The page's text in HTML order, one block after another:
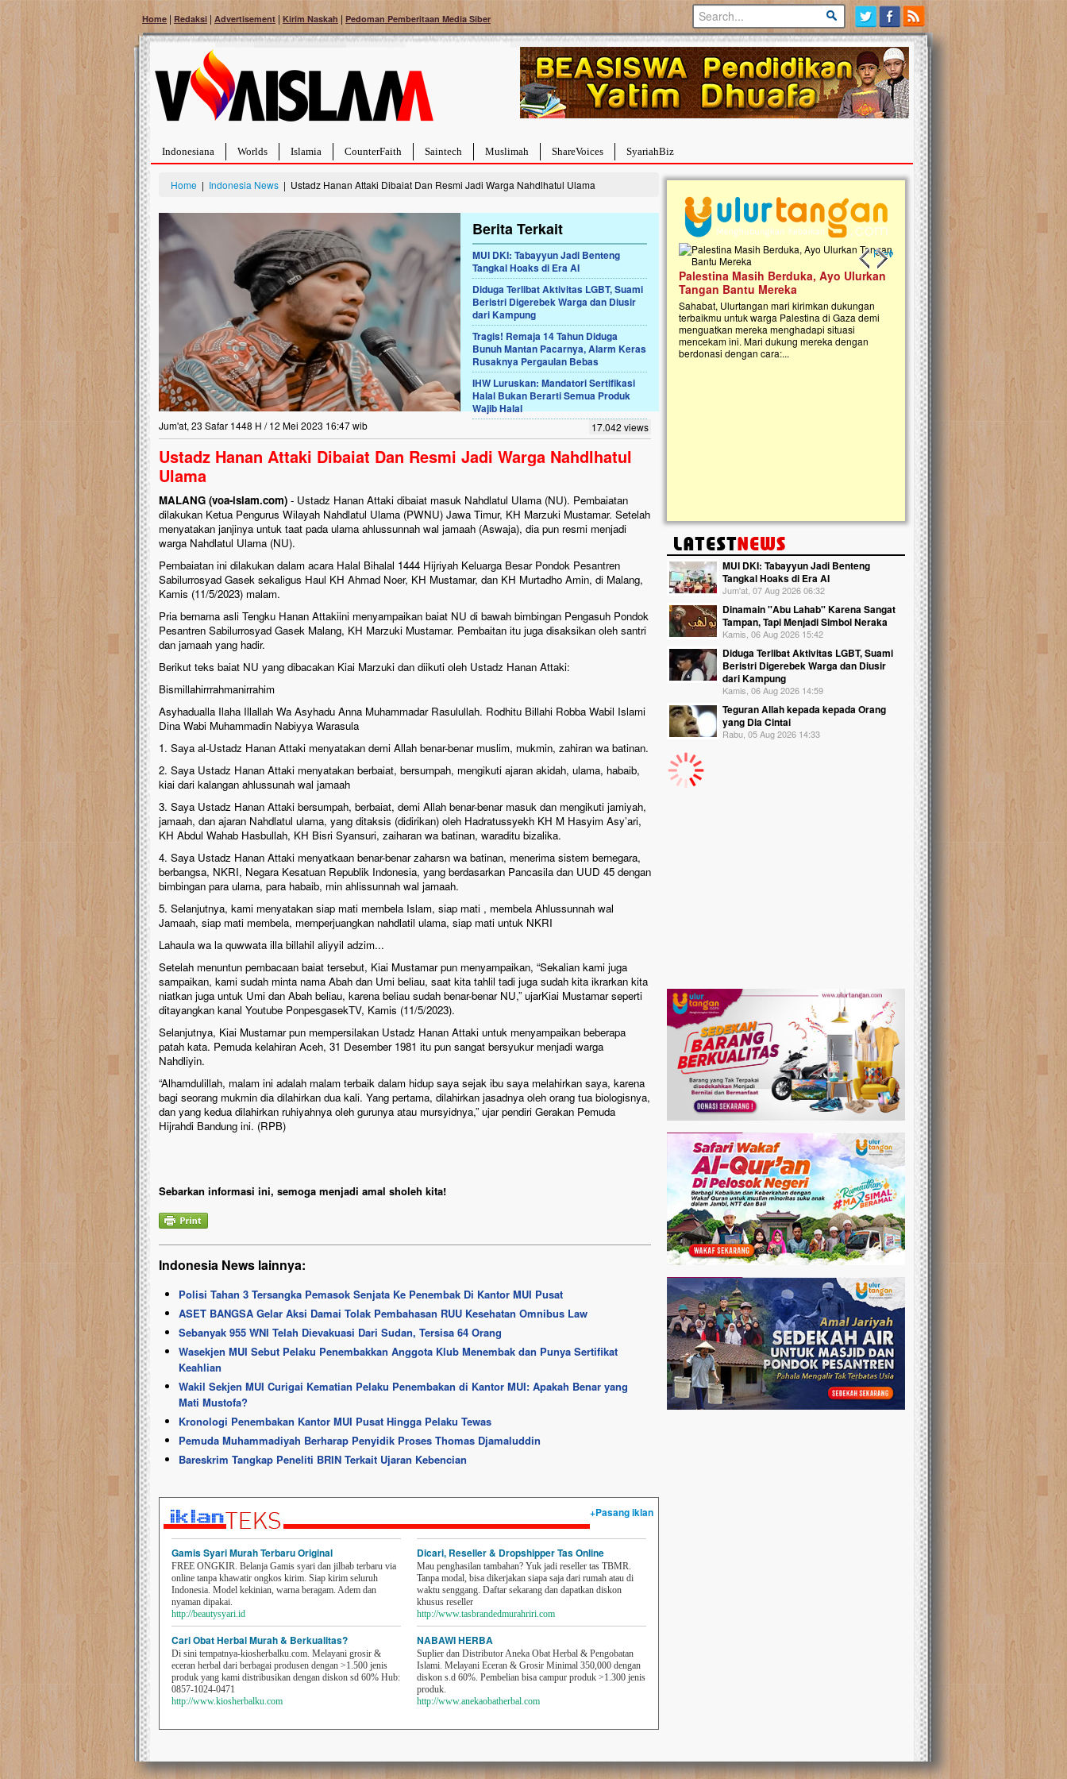
Home | Redaksi | Advertisement | Kirim Naskah | Pedoman Pemberitaan Media Siber
Indonesiana Worlds Islamia CounterFaith Saintech Muslimah ShareVoices SyariahBiz
Home | Indonesia News | Ustadz Hanan Attaki Dibaiat Dan Resmi Jadi Warga Nahdlhatul Ulama
Berita Terkait
MUI DKI: Tabayyun Jadi Benteng
Tangkal Hoaks di Era AI
Diduga Terlibat Aktivitas LGBT, Suami
Beristri Digerebek Warga dan Diusir
dari Kampung
Tragis! Remaja 14 Tahun Diduga
Bunuh Mantan Pacarnya, Alarm Keras
Rusaknya Pergaulan Bebas
IHW Luruskan: Mandatori Sertifikasi
Halal Bukan Berarti Semua Produk
Wajib Halal
Jum'at, 23 Safar 1448 H / 12 Mei 2023 16:47 wib 17.042 views
Ustadz Hanan Attaki Dibaiat Dan Resmi Jadi Warga Nahdlhatul
Ulama
MALANG (voa-islam.com) - Ustadz Hanan Attaki dibaiat masuk Nahdlatul Ulama (NU). Pembaiatan
dilakukan Ketua Pengurus Wilayah Nahdlatul Ulama (PWNU) Jawa Timur, KH Marzuki Mustamar. Setelah
menyatakan janjinya untuk taat pada ulama ahlussunnah wal jamaah (Aswaja), dia pun resmi menjadi
warga Nahdlatul Ulama (NU).
Pembaiatan ini dilakukan dalam acara Halal Bihalal 1444 Hijriyah Keluarga Besar Pondok Pesantren
Sabilurrosyad Gasek sekaligus Haul KH Ahmad Noer, KH Mustamar, dan KH Murtadho Amin, di Malang,
Kamis (11/5/2023) malam.
Pria bernama asli Tengku Hanan Attakiini menyampaikan baiat NU di bawah bimbingan Pengasuh Pondok
Pesantren Sabilurrosyad Gasek Malang, KH Marzuki Mustamar. Pembaitan itu juga disaksikan oleh santri
dan jamaah yang hadir.
Berikut teks baiat NU yang dibacakan Kiai Marzuki dan diikuti oleh Ustadz Hanan Attaki:
Bismillahirrrahmanirrahim
Asyhadualla Ilaha Illallah Wa Asyhadu Anna Muhammadar Rasulullah. Rodhitu Billahi Robba Wabil Islami
Dina Wabi Muhammadin Nabiyya Warasula
1. Saya al-Ustadz Hanan Attaki menyatakan demi Allah benar-benar muslim, mukmin, zahiran wa batinan.
2. Saya Ustadz Hanan Attaki menyatakan berbaiat, bersumpah, mengikuti ajaran akidah, ulama, habaib,
kiai dari kalangan ahlussunah wal jamaah
3. Saya Ustadz Hanan Attaki bersumpah, berbaiat, demi Allah benar-benar masuk dan mengikuti jamiyah,
jamaah, dan ajaran Nahdlatul ulama, yang ditaksis (didirikan) oleh Hadratussyekh KH M Hasyim Asy’ari,
KH Abdul Wahab Hasbullah, KH Bisri Syansuri, zaiharan wa batinan, waraditu bizalika.
4. Saya Ustadz Hanan Attaki menyatkaan benar-benar zaharsn wa batinan, menerima sistem bernegara,
berbangsa, NKRI, Negara Kesatuan Republik Indonesia, yang berdasarkan Pancasila dan UUD 45 dengan
bimbingan para ulama, para habaib, min ahlissunnah wal jamaah.
5. Selanjutnya, kami menyatakan siap mati membela Islam, siap mati , membela Ahlussunnah wal
Jamaah, siap mati membela, memperjuangkan nahdlatil ulama, siap mati untuk NKRI
Lahaula wa la quwwata illa billahil aliyyil adzim...
Setelah menuntun pembacaan baiat tersebut, Kiai Mustamar pun menyampaikan, “Sekalian kami juga
sampaikan, kami sudah minta nama Abah dan Umi beliau, saat kita tahlil tadi juga sudah kita ikrarkan kita
niatkan juga untuk Umi dan Abah beliau, karena beliau sudah benar-benar NU,” ujarKiai Mustamar seperti
ditayangkan kanal Youtube PonpesgasekTV, Kamis (11/5/2023).
Selanjutnya, Kiai Mustamar pun mempersilakan Ustadz Hanan Attaki untuk menyampaikan beberapa
patah kata. Pemuda kelahiran Aceh, 31 Desember 1981 itu pun sangat bersyukur menjadi warga
Nahdliyin.
“Alhamdulillah, malam ini adalah malam terbaik dalam hidup saya sejak ibu saya melahirkan saya, karena
bagi seorang mukmin dia dilahirkan dua kali. Yang pertama, dilahirkan jasadnya oleh orang tua biologisnya,
dan yang kedua dilahirkan ruhiyahnya oleh gurunya atau mursyidnya,” ujar pendiri Gerakan Pemuda
Hijrahdi Bandung ini. (RPB)
Sebarkan informasi ini, semoga menjadi amal sholeh kita!
Indonesia News lainnya:
Polisi Tahan 3 Tersangka Pemasok Senjata Ke Penembak Di Kantor MUI Pusat
ASET BANGSA Gelar Aksi Damai Tolak Pembahasan RUU Kesehatan Omnibus Law
Sebanyak 955 WNI Telah Dievakuasi Dari Sudan, Tersisa 64 Orang
Wasekjen MUI Sebut Pelaku Penembakkan Anggota Klub Menembak dan Punya Sertifikat
Keahlian
Wakil Sekjen MUI Curigai Kematian Pelaku Penembakan di Kantor MUI: Apakah Benar yang
Mati Mustofa?
Kronologi Penembakan Kantor MUI Pusat Hingga Pelaku Tewas
Pemuda Muhammadiyah Berharap Penyidik Proses Thomas Djamaluddin
Bareskrim Tangkap Peneliti BRIN Terkait Ujaran Kebencian
+Pasang iklan
Gamis Syari Murah Terbaru Original
FREE ONGKIR. Belanja Gamis syari dan jilbab terbaru via
online tanpa khawatir ongkos kirim. Siap kirim seluruh
Indonesia. Model kekinian, warna beragam. Adem dan
nyaman dipakai.
http://beautysyari.id
Cari Obat Herbal Murah & Berkualitas?
Di sini tempatnya-kiosherbalku.com. Melayani grosir &
eceran herbal dari berbagai produsen dengan >1.500 jenis
produk yang kami distribusikan dengan diskon sd 60% Hub:
0857-1024-0471
http://www.kiosherbalku.com
Dicari, Reseller & Dropshipper Tas Online
Mau penghasilan tambahan? Yuk jadi reseller tas TBMR.
Tanpa modal, bisa dikerjakan siapa saja dari rumah atau di
waktu senggang. Daftar sekarang dan dapatkan diskon
khusus reseller
http://www.tasbrandedmurahriri.com
NABAWI HERBA
Suplier dan Distributor Aneka Obat Herbal & Pengobatan
Islami. Melayani Eceran & Grosir Minimal 350,000 dengan
diskon s.d 60%. Pembelian bisa campur produk >1.300 jenis
produk.
http://www.anekaobatherbal.com
Previous slide
Next slide
Bantu Naura, Balita Hebat Sembuh Dari
Tumor Pembuluh Darah
Hidup Naura Salsabila dipenuhi dengan
rintangan yang sangat berat. Meskipun baru
berusia sepuluh bulan, bayi yang imut ini harus
menghadapi penyakit yang dahsyat, yaitu tumor
pembuluh darah berukuran...
Lima Tahun Mangkrak, Masjid di
Pelosok ini Mengenaskan. Ayo Bantu.!!
Nasib masjid di Kampung Cilumbu ini sungguh
mengenaskan. Lima tahun mangkrak, kini nyaris
berlumut, dan menghitam terpapar panas dan
Palestina Masih Berduka, Ayo Ulurkan
Tangan Bantu Mereka
Sahabat, Ulurtangan mari kirimkan dukungan
terbaikmu untuk warga Palestina di Gaza demi
menguatkan mereka menghadapi situasi
mencekam ini. Mari dukung mereka dengan
berdonasi dengan cara:...
Open Donasi Wakaf
Rumah Qur'an & TK Islam
Najjah di Jonggol
Saat ini, Ulurtangan bersama Yayasan
Najjahtul Islam Jonggol sedang merintis
pembangunan Rumah Qur’an dan
kanak Islam Terpadu (TKIT) An Najjah
Gedung Majelis Taklim di Jonggol,...
MUI DKI: Tabayyun Jadi Benteng
Tangkal Hoaks di Era AI
Jum'at, 07 Aug 2026 06:32
Dinamain ''Abu Lahab'' Karena Sangat
Tampan, Tapi Menjadi Simbol Neraka
Kamis, 06 Aug 2026 15:42
Diduga Terlibat Aktivitas LGBT, Suami
Beristri Digerebek Warga dan Diusir
dari Kampung
Kamis, 06 Aug 2026 14:59
Teguran Allah kepada kepada Orang
yang Dia Cintai
Rabu, 05 Aug 2026 14:33